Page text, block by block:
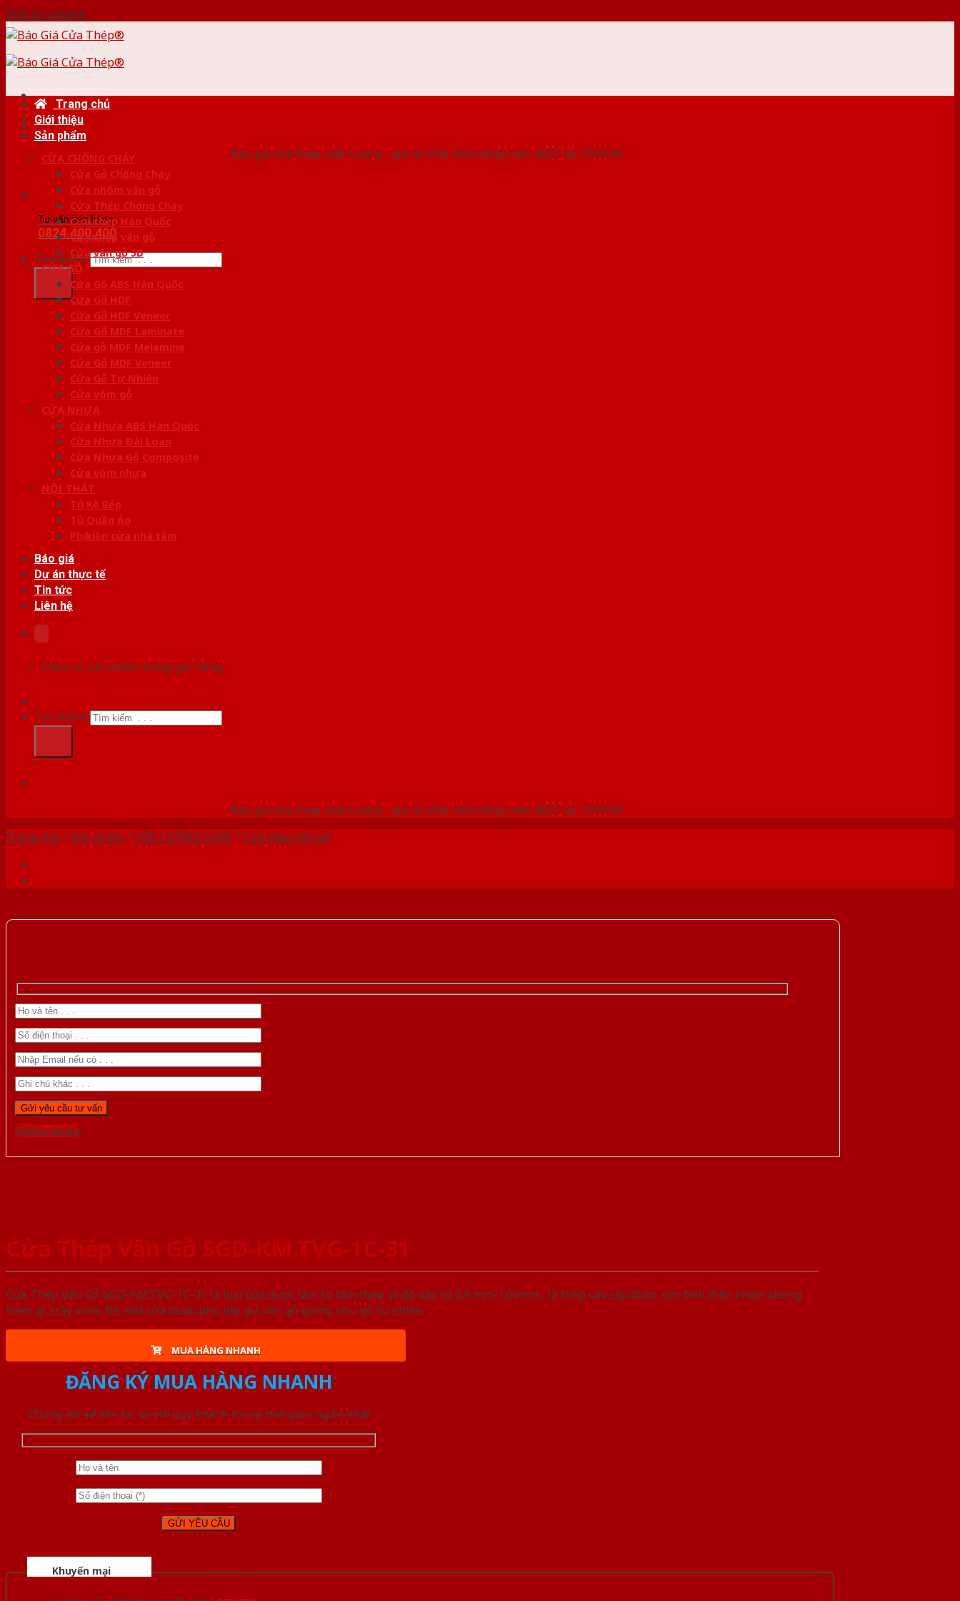
Skip to content
Báo giá cửa thép chất lượng - giá rẻ nhất thị trường năm 2021 tại TP.HCM
Tư vấn bán hàng
0824.400.400
Tìm kiếm:
Trang chủ
Giới thiệu
Sản phẩm
CỬA CHỐNG CHÁY
Cửa Gỗ Chống Cháy
Cửa nhôm vân gỗ
Cửa Thép Chống Cháy
Cửa thép Hàn Quốc
Cửa thép vân gỗ
Cửa vân gỗ 5D
CỬA GỖ
Cửa Gỗ ABS Hàn Quốc
Cửa Gỗ HDF
Cửa Gỗ HDF Veneer
Cửa Gỗ MDF Laminate
Cửa gỗ MDF Melamine
Cửa Gỗ MDF Veneer
Cửa Gỗ Tự Nhiên
Cửa vòm gỗ
CỬA NHỰA
Cửa Nhựa ABS Hàn Quốc
Cửa Nhựa Đài Loan
Cửa Nhựa Gỗ Composite
Cửa vòm nhựa
NỘI THẤT
Tủ Kệ Bếp
Tủ Quần Áo
Phụ kiện cửa nhà tắm
Báo giá
Dự án thực tế
Tin tức
Liên hệ
Chưa có sản phẩm trong giỏ hàng.
Tìm kiếm:
Báo giá cửa thép chất lượng - giá rẻ nhất thị trường năm 2021 tại TP.HCM
Trang chủ /Sản phẩm /CỬA CHỐNG CHÁY/Cửa thép vân gỗ
Gọi 0976.169.864
Cửa Thép Vân Gỗ SGD-KM.TVG-1C-31
Cửa Thép Vân Gỗ SGD-KM.TVG-1C-31 là loại cửa được làm từ tấm thép có độ dày từ 0,8 mm-1.00mm , là thép cao cấp được sơn tĩnh điện nhằm chống
hoen gỉ, trầy xước. Bề mặt cửa được phủ lớp giả vân gỗ giống như gỗ tự nhiên
MUA HÀNG NHANH
ĐĂNG KÝ MUA HÀNG NHANH
Chúng tôi sẽ liên lạc lại với quý khách trong thời gian ngắn nhất
Khuyến mại